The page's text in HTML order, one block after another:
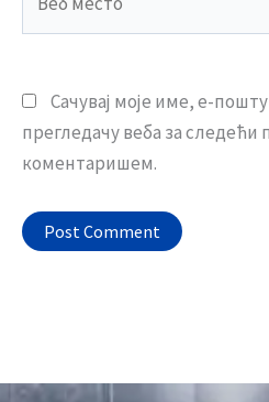
место
Сачувај моје име, е-
прегледачу веба за следећи
коментаришем.